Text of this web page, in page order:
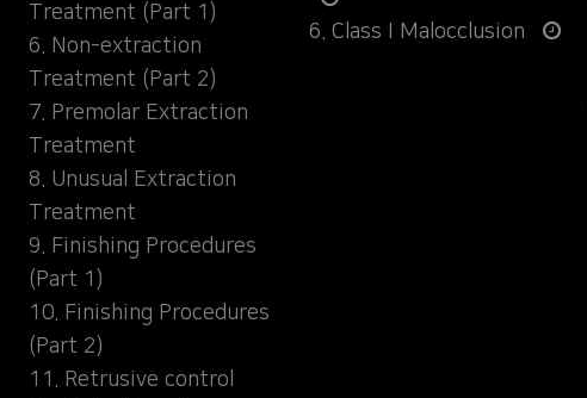
Treatment (Part 1)
6. Non-extraction
Treatment (Part 2)
7. Premolar Extraction
Treatment
8. Unusual Extraction
Treatment
9. Finishing Procedures
(Part 1)
10. Finishing Procedures
(Part 2)
11. Retrusive control
6. Class I Malocclusion